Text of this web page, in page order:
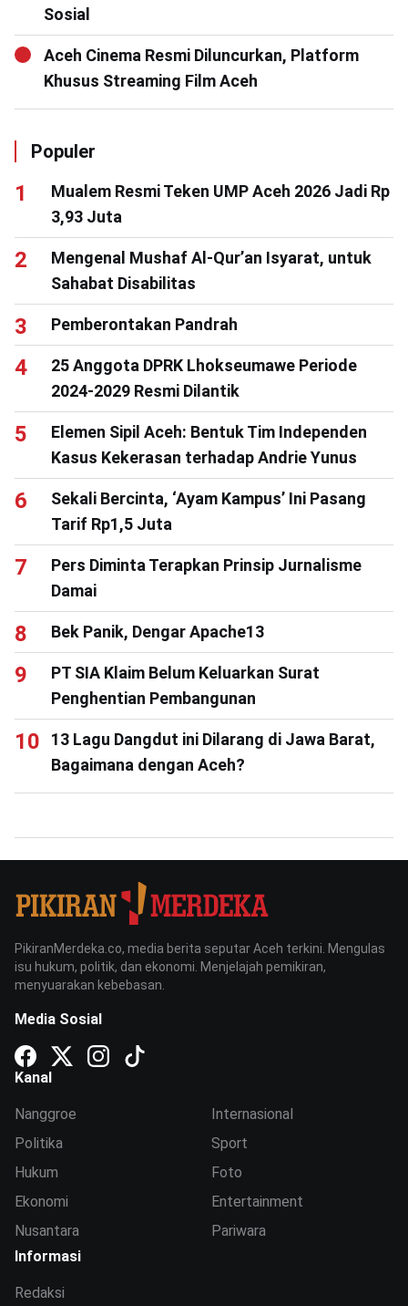
Sosial
Aceh Cinema Resmi Diluncurkan, Platform
Khusus Streaming Film Aceh
Populer
Mualem Resmi Teken UMP Aceh 2026 Jadi Rp
3,93 Juta
Mengenal Mushaf Al-Qur’an Isyarat, untuk
Sahabat Disabilitas
Pemberontakan Pandrah
25 Anggota DPRK Lhokseumawe Periode
2024-2029 Resmi Dilantik
Elemen Sipil Aceh: Bentuk Tim Independen
Kasus Kekerasan terhadap Andrie Yunus
Sekali Bercinta, ‘Ayam Kampus’ Ini Pasang
Tarif Rp1,5 Juta
Pers Diminta Terapkan Prinsip Jurnalisme
Damai
Bek Panik, Dengar Apache13
PT SIA Klaim Belum Keluarkan Surat
Penghentian Pembangunan
13 Lagu Dangdut ini Dilarang di Jawa Barat,
Bagaimana dengan Aceh?
PikiranMerdeka.co, media berita seputar Aceh terkini. Mengulas
isu hukum, politik, dan ekonomi. Menjelajah pemikiran,
menyuarakan kebebasan.
Media Sosial
Kanal
Nanggroe
Politika
Hukum
Ekonomi
Nusantara
Internasional
Sport
Foto
Entertainment
Pariwara
Informasi
Redaksi